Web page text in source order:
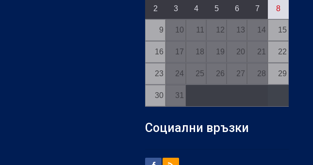
2 3 4 5 6 7 8
9 10 11 12 13 14 15
16 17 18 19 20 21 22
23 24 25 26 27 28 29
30 31
Социални връзки